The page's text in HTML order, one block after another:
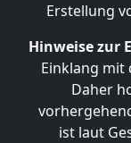
Erstellung
Hinweise zur
Einklang mit
Daher
ist laut